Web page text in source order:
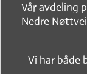
Vår avdeling
Nedre
Vi har både